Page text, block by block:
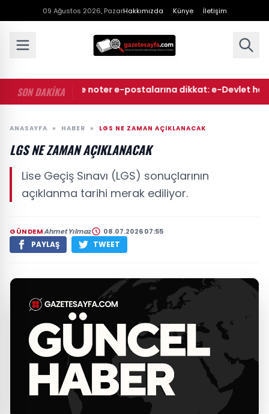
09 Ağustos 2026, PazarHakkımızda Künye İletişim
SON DAKİKA
• Mahkeme ve noter e-postalarına dikkat: e-Devlet
ANASAYFA » HABER » LGS NE ZAMAN AÇIKLANACAK
LGS NE ZAMAN AÇIKLANACAK
Lise Geçiş Sınavı (LGS) sonuçlarının
açıklanma tarihi merak ediliyor.
GÜNDEMAhmet Yılmaz 08.07.2026 07:55
PAYLAŞ TWEET